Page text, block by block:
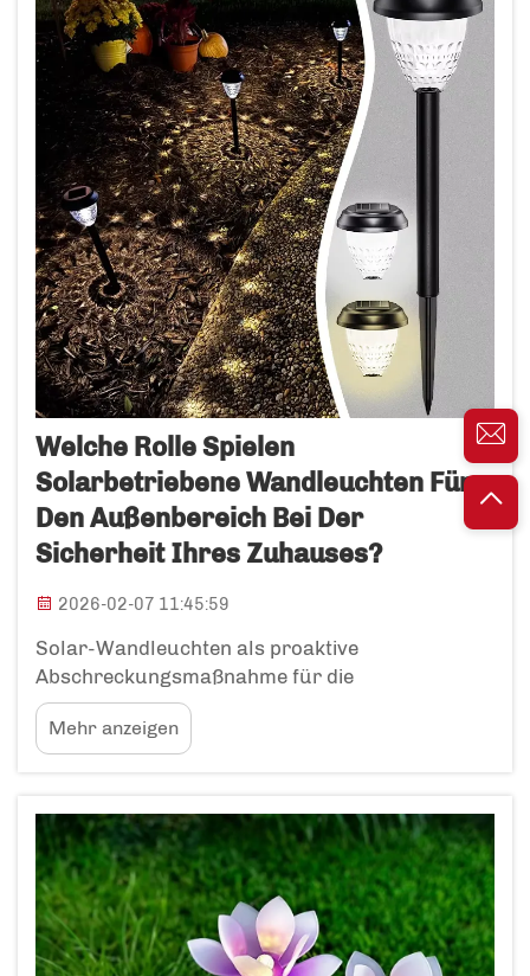
Welche Rolle Spielen
Solarbetriebene Wandleuchten Für
Den Außenbereich Bei Der
Sicherheit Ihres Zuhauses?
2026-02-07 11:45:59
Solar-Wandleuchten als proaktive
Abschreckungsmaßnahme für die
Heimsicherheit: Die psychologische und
verhaltensbezogene Wirkung automatischer
Beleuchtung auf potenzielle Eindringlinge. Solar-
können mutmaßliche Kriminelle tatsächlich in
ihrem Vorhaben stoppen...
Mehr anzeigen